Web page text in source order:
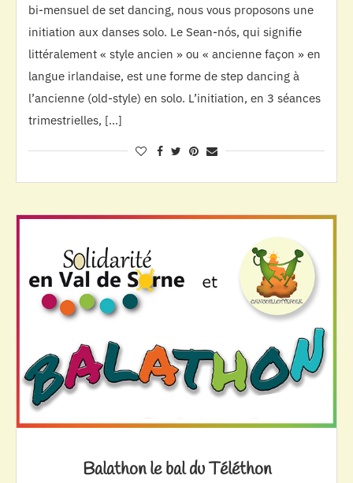
bi-mensuel de set dancing, nous vous proposons une
initiation aux danses solo. Le Sean-nós, qui signifie
littéralement « style ancien » ou « ancienne façon » en
langue irlandaise, est une forme de step dancing à
l’ancienne (old-style) en solo. L’initiation, en 3 séances
trimestrielles, […]
Balathon le bal du Téléthon